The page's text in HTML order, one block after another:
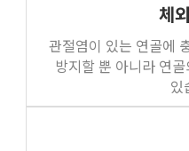
체
관절염이 있는 연골에
방지할 뿐 아니라 연
있